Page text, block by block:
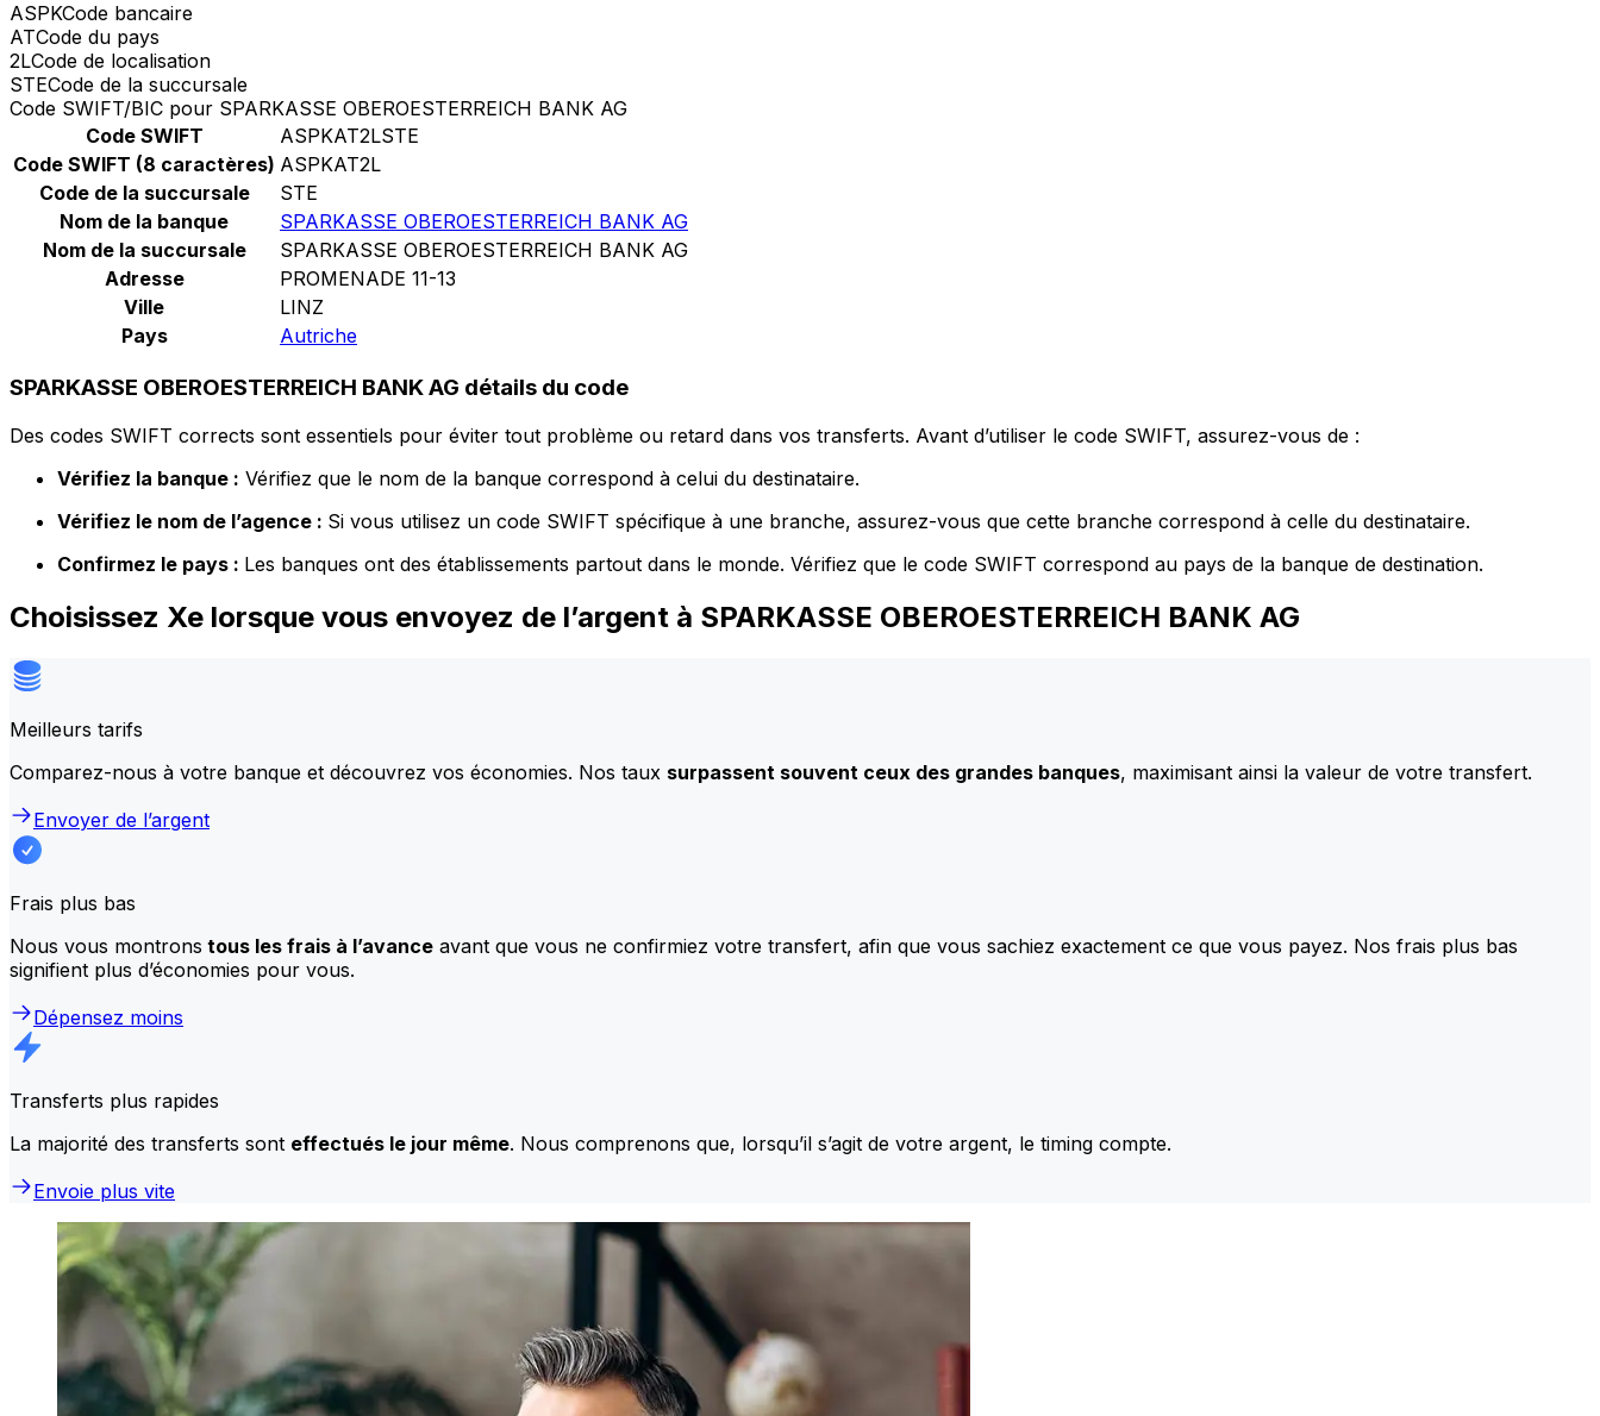
ASPKCode bancaire
ATCode du pays
2LCode de localisation
STECode de la succursale
Code SWIFT/BIC pour SPARKASSE OBEROESTERREICH BANK AG
Code SWIFT
ASPKAT2LSTE
Code SWIFT (8 caractères) ASPKAT2L
Code de la succursale
STE
Nom de la banque
SPARKASSE OBEROESTERREICH BANK AG
Nom de la succursale
SPARKASSE OBEROESTERREICH BANK AG
Adresse
PROMENADE 11-13
Ville
LINZ
Pays
Autriche
SPARKASSE OBEROESTERREICH BANK AG détails du code
Des codes SWIFT corrects sont essentiels pour éviter tout problème ou retard dans vos transferts. Avant d’utiliser le code SWIFT, assurez-vous de :
Vérifiez la banque : Vérifiez que le nom de la banque correspond à celui du destinataire.
Vérifiez le nom de l’agence : Si vous utilisez un code SWIFT spécifique à une branche, assurez-vous que cette branche correspond à celle du destinataire.
Confirmez le pays : Les banques ont des établissements partout dans le monde. Vérifiez que le code SWIFT correspond au pays de la banque de destination.
Choisissez Xe lorsque vous envoyez de l’argent à SPARKASSE OBEROESTERREICH BANK AG
Meilleurs tarifs
Comparez-nous à votre banque et découvrez vos économies. Nos taux surpassent souvent ceux des grandes banques, maximisant ainsi la valeur de votre transfert.
Envoyer de l’argent
Frais plus bas
Nous vous montrons tous les frais à l’avance avant que vous ne confirmiez votre transfert, afin que vous sachiez exactement ce que vous payez. Nos frais plus bas
signifient plus d’économies pour vous.
Dépensez moins
Transferts plus rapides
La majorité des transferts sont effectués le jour même. Nous comprenons que, lorsqu’il s’agit de votre argent, le timing compte.
Envoie plus vite